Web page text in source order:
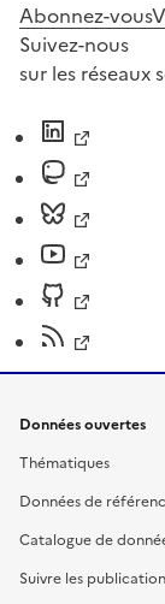
Abonnez-vous
Suivez-nous
sur les réseaux
Données ouvertes
Thématiques
Données de
Catalogue de
Suivre les